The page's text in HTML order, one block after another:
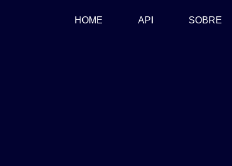
HOME (CURRENT)
API SOBRE